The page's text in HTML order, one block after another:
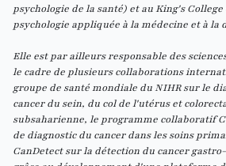
psychologie de la santé) et au King's
psychologie appliquée à la médecine et à la
Elle est par ailleurs responsable des
le cadre de plusieurs collaborations
groupe de santé mondiale du NIHR sur le
cancer du sein, du col de l'utérus et
subsaharienne, le programme collaboratif
de diagnostic du cancer dans les soins
CanDetect sur la détection du cancer